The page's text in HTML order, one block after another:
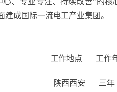
心、专业专注、持续改善”的
建成国际一流电工产业集团。
工作地点 工作
陕西西安 三年